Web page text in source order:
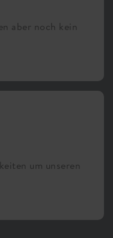
aber noch kein
um unseren